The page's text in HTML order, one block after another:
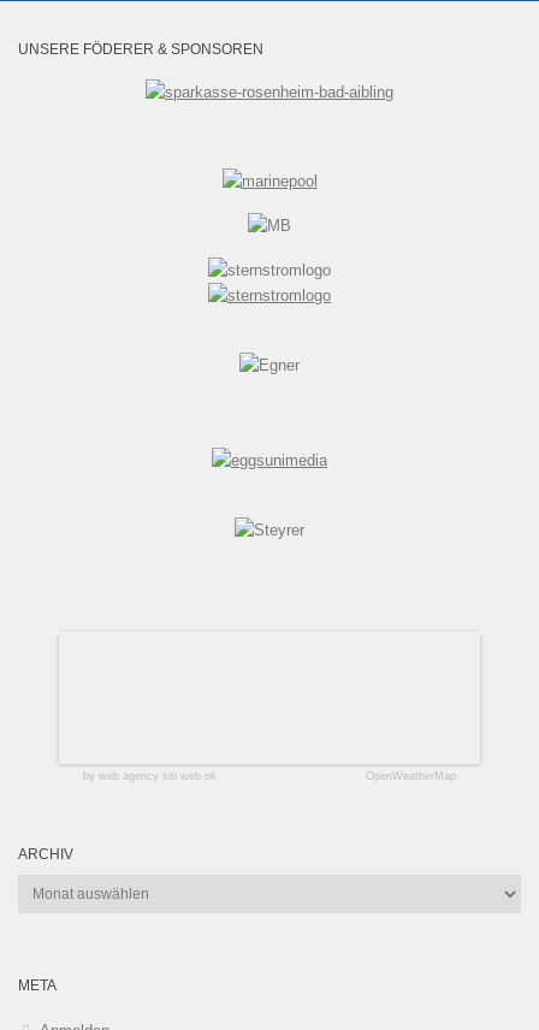
UNSERE FÖDERER & SPONSOREN
by web agency siti web ok OpenWeatherMap
ARCHIV
Archiv
META